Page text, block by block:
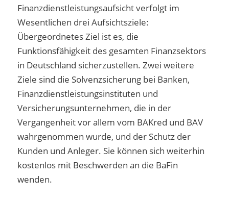
Finanzdienstleistungsaufsicht verfolgt im
Wesentlichen drei Aufsichtsziele:
Übergeordnetes Ziel ist es, die
Funktionsfähigkeit des gesamten Finanzsektors
in Deutschland sicherzustellen. Zwei weitere
Ziele sind die Solvenzsicherung bei Banken,
Finanzdienstleistungsinstituten und
Versicherungsunternehmen, die in der
Vergangenheit vor allem vom BAKred und BAV
wahrgenommen wurde, und der Schutz der
Kunden und Anleger. Sie können sich weiterhin
kostenlos mit Beschwerden an die BaFin
wenden.